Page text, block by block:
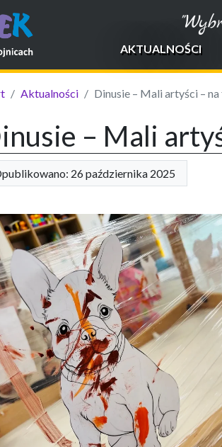
AKTUALNOŚCI
Aktualności Dinusie – Mali artyści –
– Mali
26 października 2025